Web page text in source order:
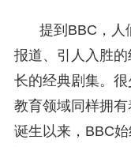
提到BBC，人
报道、引人入胜
长的经典剧集。
教育领域同样拥
诞生以来，BBC